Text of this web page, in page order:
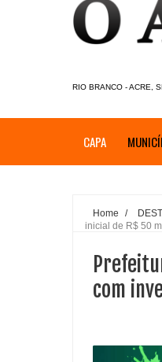
RIO BRANCO - ACRE,
CAPA
Home /
inicial de R$ 50
com